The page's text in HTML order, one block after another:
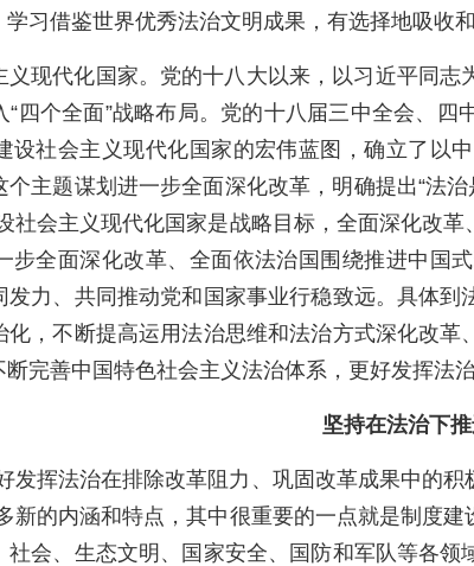
习借鉴世界优秀法治文明成果，有选择地吸收
义现代化国家。党的十八大以来，以习近平同
四个全面”战略布局。党的十八届三中全会、
设社会主义现代化国家的宏伟蓝图，确立了以
主题谋划进一步全面深化改革，明确提出“法
社会主义现代化国家是战略目标，全面深化改
步全面深化改革、全面依法治国围绕推进中国
力、共同推动党和国家事业行稳致远。具体
，不断提高运用法治思维和法治方式深化改
完善中国特色社会主义法治体系，更好发挥法
坚持在法治下
发挥法治在排除改革阻力、巩固改革成果中的
新的内涵和特点，其中很重要的一点就是制度
会、生态文明、国家安全、国防和军队等各